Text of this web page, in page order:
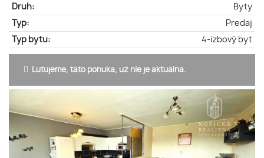
Druh:
Byty
Typ:
Predaj
Typ bytu:
4-izbový byt
Ľutujeme, táto ponuka, už nie je aktuálna.